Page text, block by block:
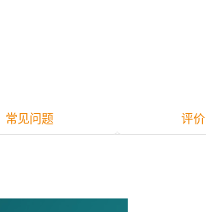
常见问题 评价